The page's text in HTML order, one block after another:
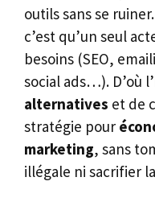
outils sans se
c’est qu’un seul
besoins (SEO,
social ads…). D’où
alternatives et de
stratégie pour
marketing, sans
illégale ni sacrifier